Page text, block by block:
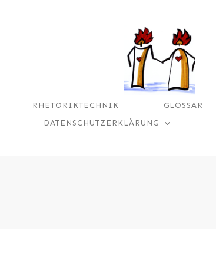
RHETORIKTECHNIK GLOSSAR
DATENSCHUTZERKLÄRUNG